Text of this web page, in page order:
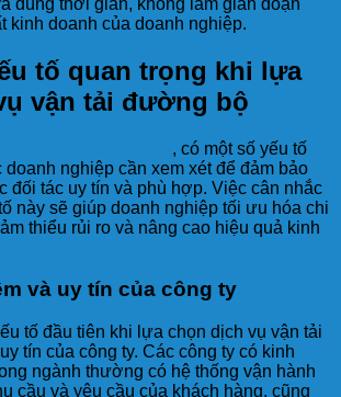
kinh doanh của doanh nghiệp.
tố quan trọng khi lựa
vận tải đường bộ
, có một số yếu tố
doanh nghiệp cần xem xét để đảm bảo
đối tác uy tín và phù hợp. Việc cân nhắc
này sẽ giúp doanh nghiệp tối ưu hóa chi
thiểu rủi ro và nâng cao hiệu quả kinh
và uy tín của công ty
tố đầu tiên khi lựa chọn dịch vụ vận tải
tín của công ty. Các công ty có kinh
ngành thường có hệ thống vận hành
cầu và yêu cầu của khách hàng, cũng